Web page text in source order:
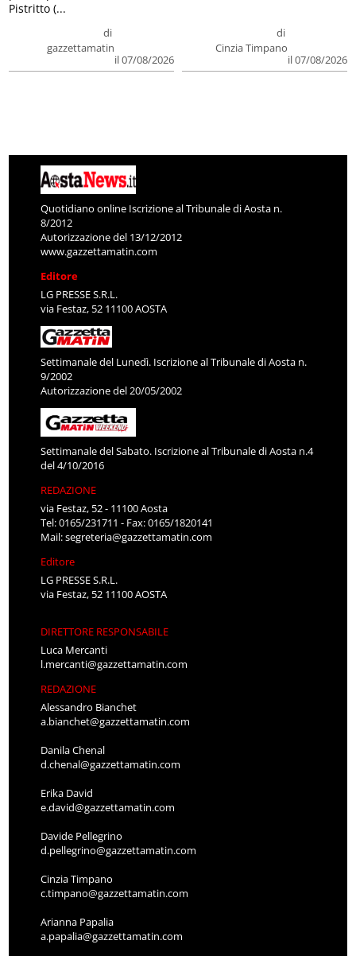
di
gazzettamatin
il 07/08/2026
Pistritto (...
di
Cinzia Timpano
il 07/08/2026
Quotidiano online Iscrizione al Tribunale di Aosta n.
8/2012
Autorizzazione del 13/12/2012
www.gazzettamatin.com
Editore
LG PRESSE S.R.L.
via Festaz, 52 11100 AOSTA
Settimanale del Lunedì. Iscrizione al Tribunale di Aosta n.
9/2002
Autorizzazione del 20/05/2002
Settimanale del Sabato. Iscrizione al Tribunale di Aosta n.4
del 4/10/2016
REDAZIONE
via Festaz, 52 - 11100 Aosta
Tel: 0165/231711 - Fax: 0165/1820141
Mail:segreteria@gazzettamatin.com
Editore
LG PRESSE S.R.L.
via Festaz, 52 11100 AOSTA
DIRETTORE RESPONSABILE
Luca Mercanti
l.mercanti@gazzettamatin.com
REDAZIONE
Alessandro Bianchet
a.bianchet@gazzettamatin.com
Danila Chenal
d.chenal@gazzettamatin.com
Erika David
e.david@gazzettamatin.com
Davide Pellegrino
d.pellegrino@gazzettamatin.com
Cinzia Timpano
c.timpano@gazzettamatin.com
Arianna Papalia
a.papalia@gazzettamatin.com